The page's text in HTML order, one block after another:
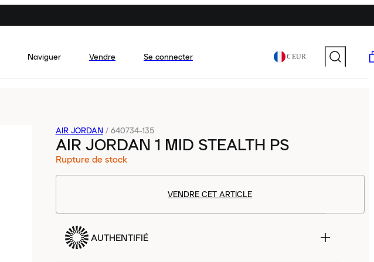
Naviguer Vendre Se connecter € EUR
AIR JORDAN / 640734-135
AIR JORDAN 1 MID STEALTH PS
Rupture de stock
VENDRE CET ARTICLE
AUTHENTIFIÉ